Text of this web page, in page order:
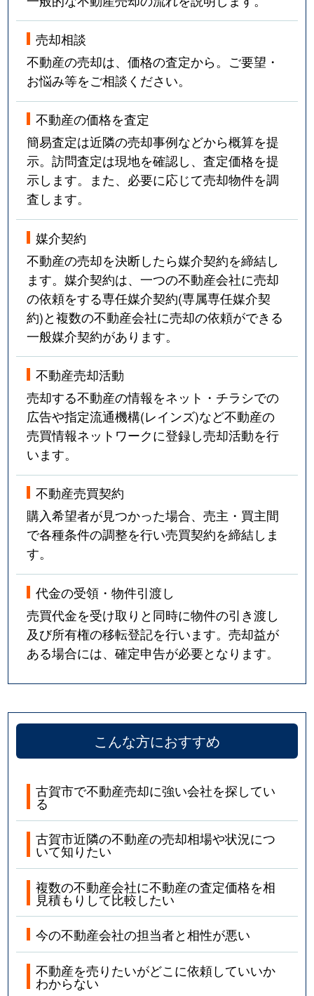
売却相談
不動産の売却は、価格の査定から。ご要望・
お悩み等をご相談ください。
不動産の価格を査定
簡易査定は近隣の売却事例などから概算を提
示。訪問査定は現地を確認し、査定価格を提
示します。また、必要に応じて売却物件を調
査します。
媒介契約
不動産の売却を決断したら媒介契約を締結し
ます。媒介契約は、一つの不動産会社に売却
の依頼をする専任媒介契約(専属専任媒介契
約)と複数の不動産会社に売却の依頼ができる
一般媒介契約があります。
不動産売却活動
売却する不動産の情報をネット・チラシでの
広告や指定流通機構(レインズ)など不動産の
売買情報ネットワークに登録し売却活動を行
います。
不動産売買契約
購入希望者が見つかった場合、売主・買主間
で各種条件の調整を行い売買契約を締結しま
す。
代金の受領・物件引渡し
売買代金を受け取りと同時に物件の引き渡し
及び所有権の移転登記を行います。売却益が
ある場合には、確定申告が必要となります。
こんな方におすすめ
古賀市で不動産売却に強い会社を探してい
る
古賀市近隣の不動産の売却相場や状況につ
いて知りたい
複数の不動産会社に不動産の査定価格を相
見積もりして比較したい
今の不動産会社の担当者と相性が悪い
不動産を売りたいがどこに依頼していいか
わからない